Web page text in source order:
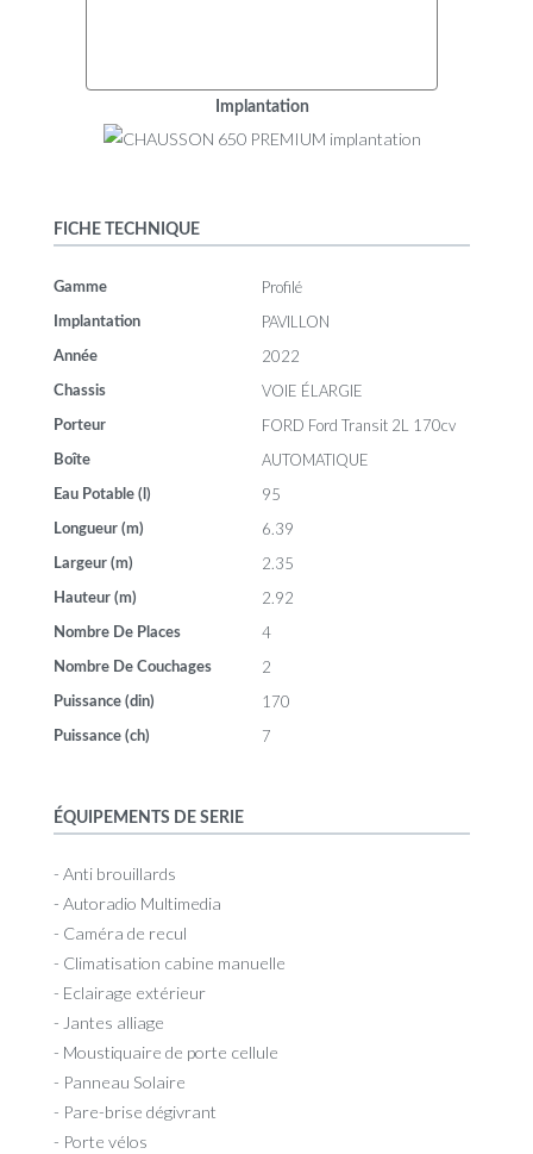
Implantation
FICHE TECHNIQUE
Gamme Profilé
Implantation PAVILLON
Année 2022
Chassis VOIE ÉLARGIE
Porteur FORD Ford Transit 2L 170cv
Boîte AUTOMATIQUE
Eau Potable (l) 95
Longueur (m) 6.39
Largeur (m) 2.35
Hauteur (m) 2.92
Nombre De Places 4
Nombre De Couchages 2
Puissance (din) 170
Puissance (ch) 7
ÉQUIPEMENTS DE SERIE
- Anti brouillards
- Autoradio Multimedia
- Caméra de recul
- Climatisation cabine manuelle
- Eclairage extérieur
- Jantes alliage
- Moustiquaire de porte cellule
- Panneau Solaire
- Pare-brise dégivrant
- Porte vélos